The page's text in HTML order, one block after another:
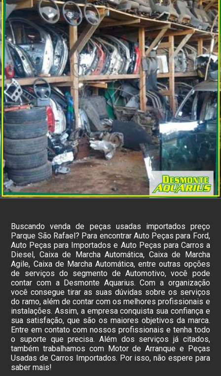
Buscando venda de peças usadas importados preço
Parque São Rafael? Para encontrar Auto Peças para Ford,
Auto Peças para Importados e Auto Peças para Carros a
Diesel, Caixa de Marcha Automática, Caixa de Marcha
Agile, Caixa de Marcha Automática, entre outras opções
de serviços do segmento de Automotivo, você pode
contar com a Desmonte Aquarius. Com a organização
você consegue tirar as suas dúvidas sobre os serviços
do ramo, além de contar com os melhores profissionais e
instalações. Assim, a empresa conquista sua confiança e
sua satisfação, que são os maiores objetivos da marca.
Entre em contato com nossos profissionais e tenha todo
o suporte que precisa. Além dos serviços já citados,
também trabalhamos com Motor de Arranque e Peças
Usadas de Carros Importados. Por isso, não espere para
saber mais!